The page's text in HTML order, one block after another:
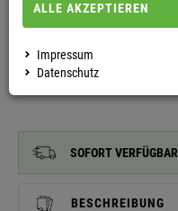
SOFORT VERFÜGBAR
BESCHREIBUNG
ALLE AKZEPTIEREN
Impressum
Datenschutz